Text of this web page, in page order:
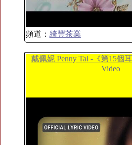
頻道： 綺豐茶業
戴佩妮 Penny Tai -《第15個
Video